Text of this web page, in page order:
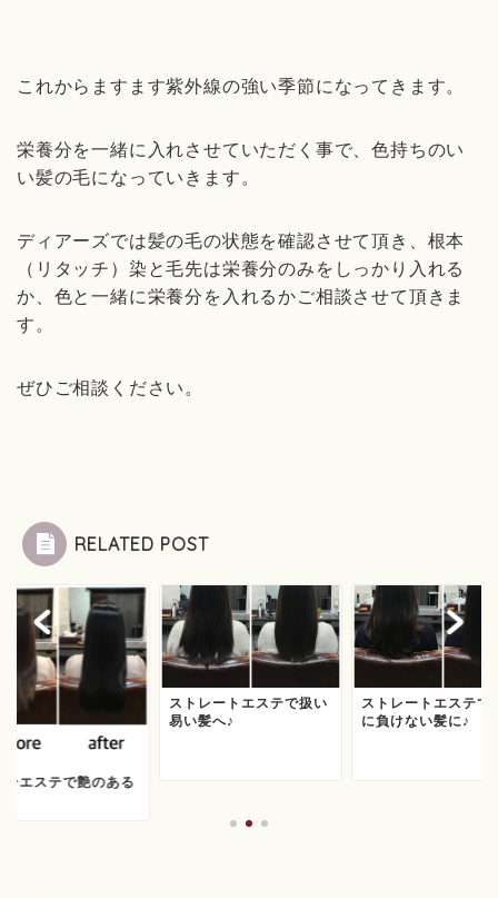
これからますます紫外線の強い季節になってきます。
栄養分を一緒に入れさせていただく事で、色持ちのい
い髪の毛になっていきます。
ディアーズでは髪の毛の状態を確認させて頂き、根本
（リタッチ）染と毛先は栄養分のみをしっかり入れる
か、色と一緒に栄養分を入れるかご相談させて頂きま
す。
ぜひご相談ください。
RELATED POST
ーエステで艶のある
ストレートエステで扱い
易い髪へ♪
ストレートエステで
に負けない髪に♪